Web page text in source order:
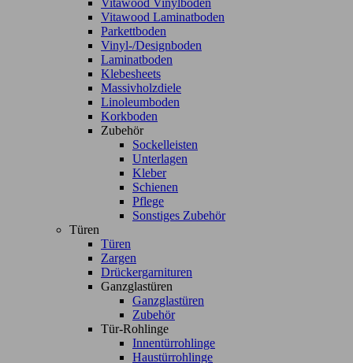
Vitawood Vinylboden
Vitawood Laminatboden
Parkettboden
Vinyl-/Designboden
Laminatboden
Klebesheets
Massivholzdiele
Linoleumboden
Korkboden
Zubehör
Sockelleisten
Unterlagen
Kleber
Schienen
Pflege
Sonstiges Zubehör
Türen
Türen
Zargen
Drückergarnituren
Ganzglastüren
Ganzglastüren
Zubehör
Tür-Rohlinge
Innentürrohlinge
Haustürrohlinge